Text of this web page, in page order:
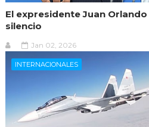
El expresidente Juan
silencio
Jan 02, 2026
INTERNACIONALES